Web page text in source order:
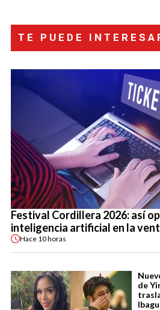
TE PUEDE
Festival Cordillera 2026: así
inteligencia artificial en la
Hace 10 horas
de